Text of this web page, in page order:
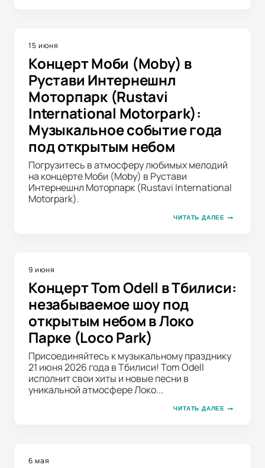
15 июня
Концерт Моби (Moby) в
Рустави Интернешнл
Моторпарк (Rustavi
International Motorpark):
Музыкальное событие года
под открытым небом
Погрузитесь в атмосферу любимых мелодий
на концерте Моби (Moby) в Рустави
Интернешнл Моторпарк (Rustavi International
Motorpark).
ЧИТАТЬ ДАЛЕЕ
9 июня
Концерт Tom Odell в Тбилиси:
незабываемое шоу под
открытым небом в Локо
Парке (Loco Park)
Присоединяйтесь к музыкальному празднику
21 июня 2026 года в Тбилиси! Tom Odell
исполнит свои хиты и новые песни в
уникальной атмосфере Локо...
ЧИТАТЬ ДАЛЕЕ
6 мая